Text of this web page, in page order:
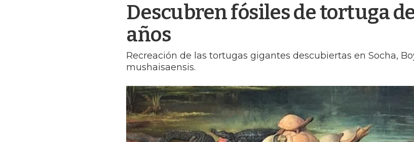
Descubren fósiles de tortuga
años
Recreación de las tortugas gigantes descubiertas en Socha,
mushaisaensis.